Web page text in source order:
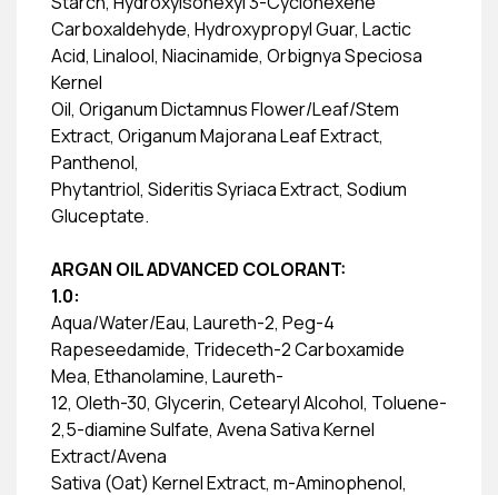
Carboxaldehyde, Hydroxypropyl Guar, Lactic
Acid, Linalool, Niacinamide, Orbignya Speciosa
Kernel
Oil, Origanum Dictamnus Flower/Leaf/Stem
Extract, Origanum Majorana Leaf Extract,
Panthenol,
Phytantriol, Sideritis Syriaca Extract, Sodium
Gluceptate.
ARGAN OIL ADVANCED COLORANT:
1.0:
Aqua/Water/Eau, Laureth-2, Peg-4
Rapeseedamide, Trideceth-2 Carboxamide
Mea, Ethanolamine, Laureth-
12, Oleth-30, Glycerin, Cetearyl Alcohol, Toluene-
2,5-diamine Sulfate, Avena Sativa Kernel
Extract/Avena
Sativa (Oat) Kernel Extract, m-Aminophenol,